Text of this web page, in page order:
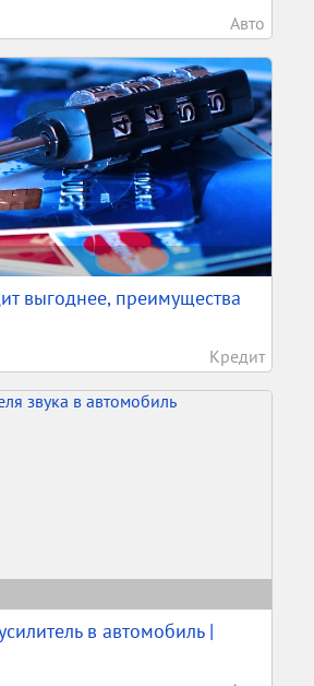
Авто
выгоднее, преимущества
Кредит
в автомобиль |